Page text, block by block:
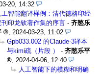
20, 14:32
工智能翻译样例：清代德格印经
刊印龙钦著作集的序言 -齐愍乐
, 2024-03-23, 11:02
Gpb033.002 的Claude-3译本
与kimi疏（片段 ）
-齐愍乐平
, 2024-04-06, 12:40
人工智能下的模糊和明确